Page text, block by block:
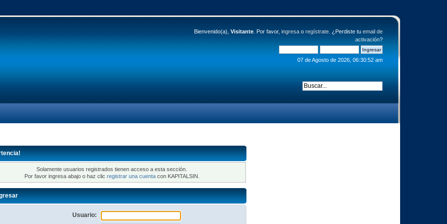
Bienvenido(a), Visitante. Por favor, ingresao regístrate. ¿Perdiste tu email de
activación?
07 de Agosto de 2026, 06:30:52 am
Solamente usuarios registrados tienen acceso a esta sección.
Por favor ingresa abajo o haz clic registrar una cuentacon KAPITALSIN.
Usuario: